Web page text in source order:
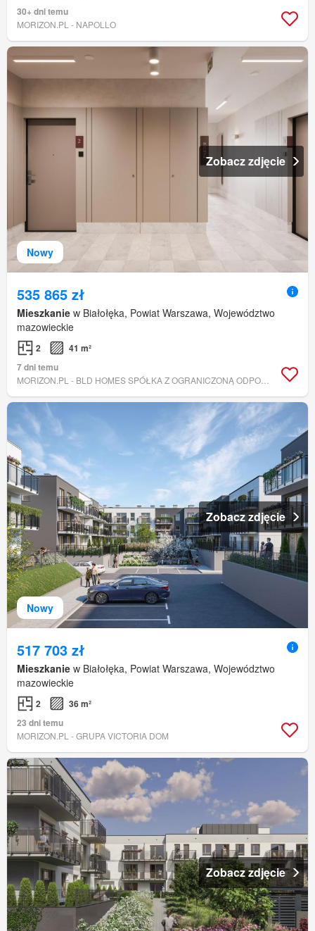
30+ dni temu
MORIZON.PL - NAPOLLO
Nowy
Zobacz zdjęcie
535 865 zł
Mieszkanie w Białołęka, Powiat Warszawa, Województwo
mazowieckie
2
41 m²
7 dni temu
Nowy
Zobacz zdjęcie
517 703 zł
Mieszkanie w Białołęka, Powiat Warszawa, Województwo
mazowieckie
2
36 m²
23 dni temu
MORIZON.PL - GRUPA VICTORIA DOM
Zobacz zdjęcie